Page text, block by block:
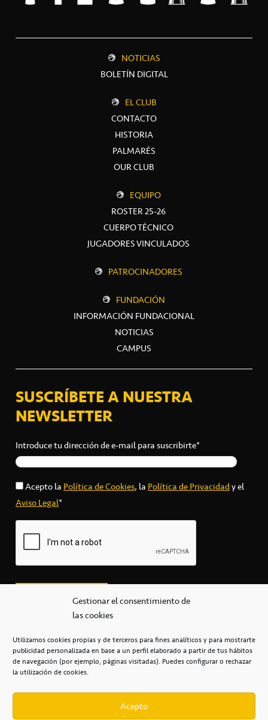
Gestionar el consentimiento de
las cookies
Utilizamos cookies propias y de terceros para fines analíticos y para mostrarte
publicidad personalizada en base a un perfil elaborado a partir de tus hábitos
de navegación (por ejemplo, páginas visitadas). Puedes configurar o rechazar
la utilización de cookies.
Acepto
NOTICIAS
BOLETÍN DIGITAL
EL CLUB
CONTACTO
HISTORIA
PALMARÉS
OUR CLUB
EQUIPO
ROSTER 25-26
CUERPO TÉCNICO
JUGADORES VINCULADOS
PATROCINADORES
FUNDACIÓN
INFORMACIÓN FUNDACIONAL
NOTICIAS
CAMPUS
SUSCRÍBETE A NUESTRA
NEWSLETTER
Introduce tu dirección de e-mail para suscribirte*
Acepto laPolítica de Cookies, laPolítica de Privacidady el
Aviso Legal*
secretaria@cbcanarias.es
+34 922 253 684
Casa del Deporte / 38108 – La Laguna